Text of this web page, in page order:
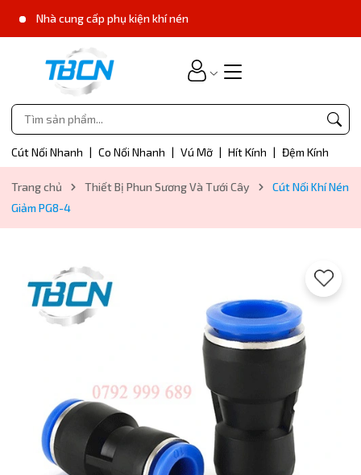
Nhà cung cấp phụ kiện khí nén
Cút Nối Nhanh | Co Nối Nhanh | Vú Mỡ | Hít Kính | Đệm Kính
Trang chủ Thiết Bị Phun Sương Và Tưới Cây
Cút Nối Khí Nén
Giảm PG8-4